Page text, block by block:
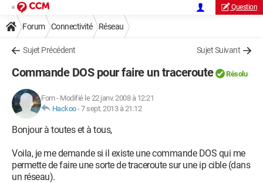
Question
Forum Connectivité Réseau
Sujet Précédent Sujet Suivant
Commande DOS pour faire un traceroute Résolu
Fom- Modifié le 22 janv. 2008 à 12:21
Hackoo-7 sept. 2013 à 21:12
Bonjour à toutes et à tous,
Voila, je me demande si il existe une commande DOS qui me
permette de faire une sorte de traceroute sur une ip cible (dans
un réseau).